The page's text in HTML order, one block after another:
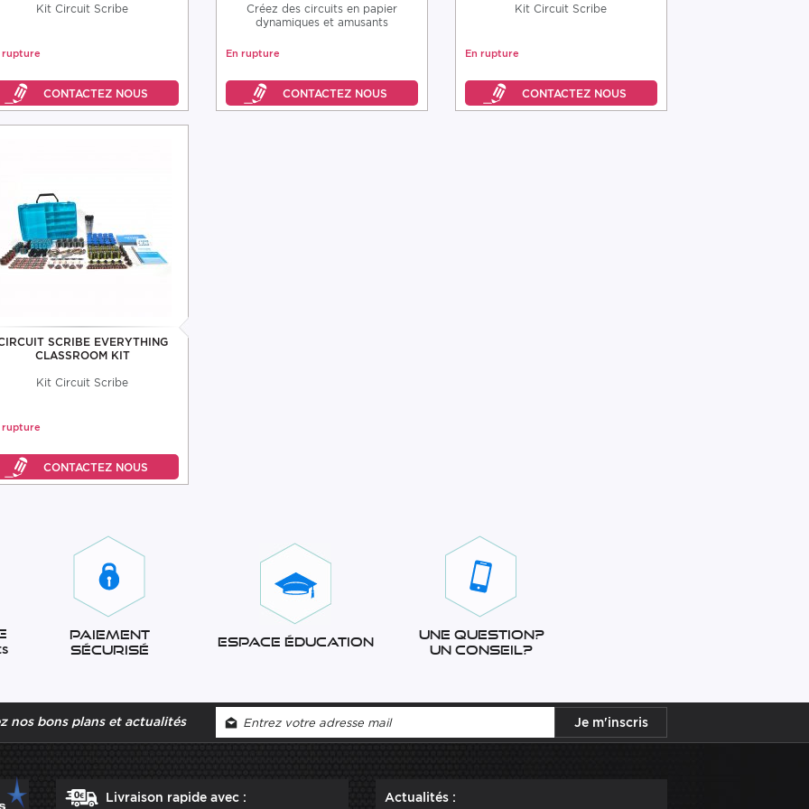
Kit Circuit Scribe
rupture
Créez des circuits en papier
dynamiques et amusants
En rupture
Kit Circuit Scribe
En rupture
SCRIBE EVERYTHING
CLASSROOM KIT
Kit Circuit Scribe
rupture
Paiement
sécurisé
Espace éducation
Une question?
Un conseil?
nos bons plans et actualités
Livraison rapide avec : Actualités :